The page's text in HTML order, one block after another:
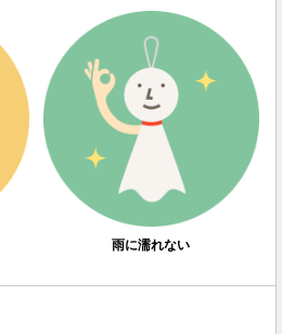
雨に濡れない